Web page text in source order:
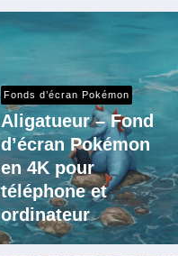
Fonds d’écran Pokémon
Aligatueur – Fond
d’écran Pokémon
en 4K pour
téléphone et
ordinateur